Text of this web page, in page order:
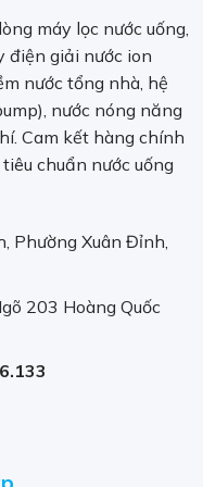
nhận được
giới. Aquaphor sở
sản phẩm tốt
của Aquaphor
được cấp
diệt khuẩn.
chỉ nằm trên một bề
1 thời gian ngắn nó
loại kim loại nặng,
độc hại. Trong các
máy lọc nước uống,
điện giải nước ion
nước tổng nhà, hệ
nước nóng năng
Cam kết hàng chính
chuẩn nước uống
Phường Xuân Đỉnh,
203 Hoàng Quốc